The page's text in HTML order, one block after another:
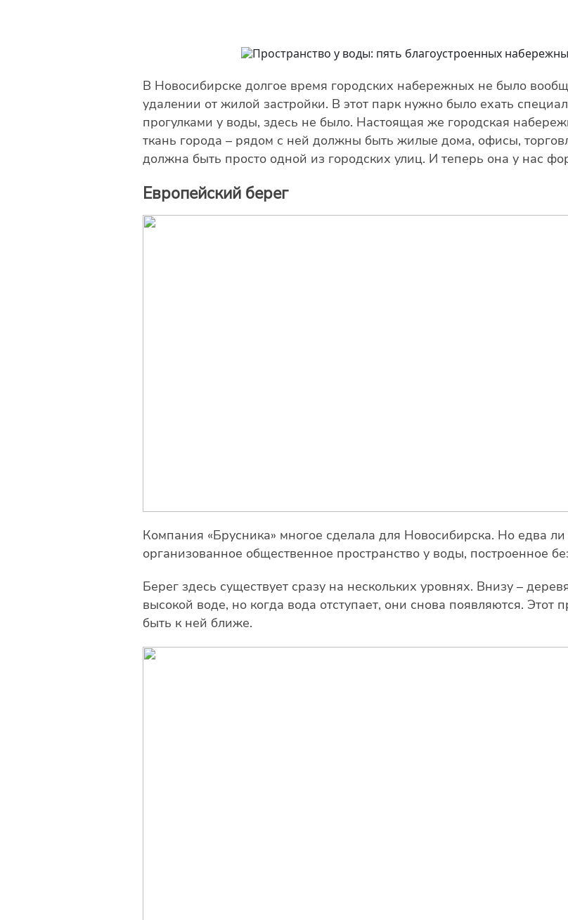
В Новосибирске долгое время городских набережных не было
удалении от жилой застройки. В этот парк нужно было ехать
прогулками у воды, здесь не было. Настоящая же городская
ткань города – рядом с ней должны быть жилые дома, офисы,
должна быть просто одной из городских улиц. И теперь она у нас
Европейский берег
Компания «Брусника» многое сделала для Новосибирска. Но едва
организованное общественное пространство у воды, построенное
Берег здесь существует сразу на нескольких уровнях. Внизу –
высокой воде, но когда вода отступает, они снова появляются. Этот
быть к ней ближе.